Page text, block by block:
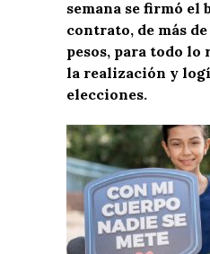
semana se firmó el
contrato, de más
pesos, para todo lo
la realización y
elecciones.